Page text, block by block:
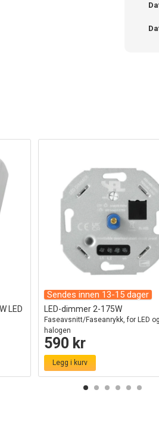
LED
Sendes innen 13-15 dager
LED-dimmer 2-175W
Faseavsnitt/Faseanrykk, for LED og
halogen
590 kr
Legg i kurv